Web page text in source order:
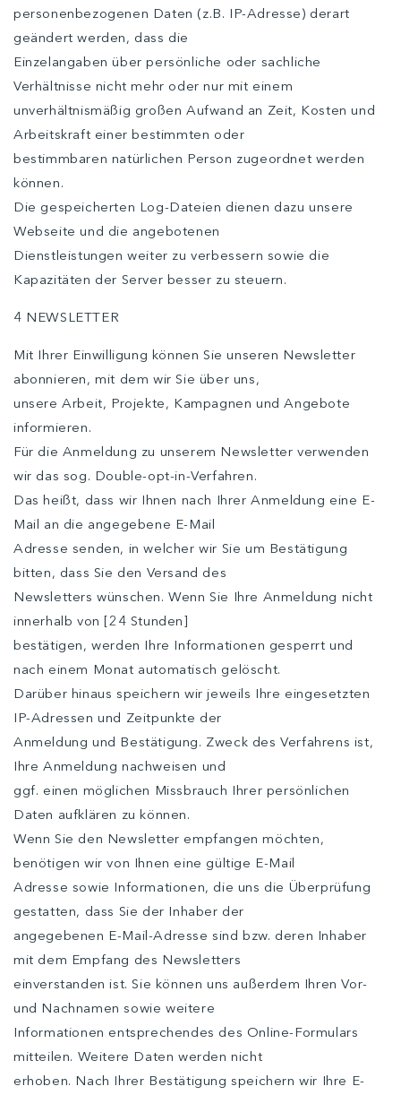
personenbezogenen Daten (z.B. IP-Adresse) derart
geändert werden, dass die
Einzelangaben über persönliche oder sachliche
Verhältnisse nicht mehr oder nur mit einem
unverhältnismäßig großen Aufwand an Zeit, Kosten und
Arbeitskraft einer bestimmten oder
bestimmbaren natürlichen Person zugeordnet werden
können.
Die gespeicherten Log-Dateien dienen dazu unsere
Webseite und die angebotenen
Dienstleistungen weiter zu verbessern sowie die
Kapazitäten der Server besser zu steuern.
4 NEWSLETTER
Mit Ihrer Einwilligung können Sie unseren Newsletter
abonnieren, mit dem wir Sie über uns,
unsere Arbeit, Projekte, Kampagnen und Angebote
informieren.
Für die Anmeldung zu unserem Newsletter verwenden
wir das sog. Double-opt-in-Verfahren.
Das heißt, dass wir Ihnen nach Ihrer Anmeldung eine E-
Mail an die angegebene E-Mail
Adresse senden, in welcher wir Sie um Bestätigung
bitten, dass Sie den Versand des
Newsletters wünschen. Wenn Sie Ihre Anmeldung nicht
innerhalb von [24 Stunden]
bestätigen, werden Ihre Informationen gesperrt und
nach einem Monat automatisch gelöscht.
Darüber hinaus speichern wir jeweils Ihre eingesetzten
IP-Adressen und Zeitpunkte der
Anmeldung und Bestätigung. Zweck des Verfahrens ist,
Ihre Anmeldung nachweisen und
ggf. einen möglichen Missbrauch Ihrer persönlichen
Daten aufklären zu können.
Wenn Sie den Newsletter empfangen möchten,
benötigen wir von Ihnen eine gültige E-Mail
Adresse sowie Informationen, die uns die Überprüfung
gestatten, dass Sie der Inhaber der
angegebenen E-Mail-Adresse sind bzw. deren Inhaber
mit dem Empfang des Newsletters
einverstanden ist. Sie können uns außerdem Ihren Vor-
und Nachnamen sowie weitere
Informationen entsprechendes des Online-Formulars
mitteilen. Weitere Daten werden nicht
erhoben. Nach Ihrer Bestätigung speichern wir Ihre E-